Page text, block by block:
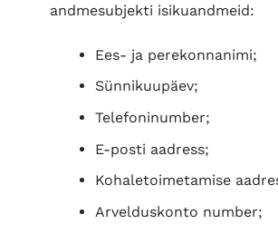
andmesubjekti isikuandmeid:
Ees- ja perekonnanimi;
Sünnikuupäev;
Telefoninumber;
E-posti aadress;
Kohaletoimetamise
Arvelduskonto number;